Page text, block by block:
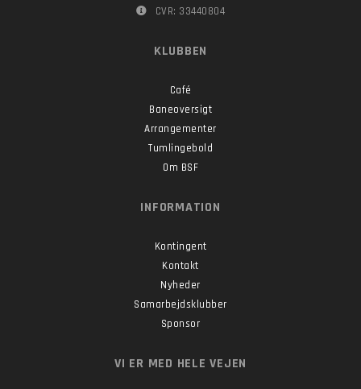
CVR: 33440804
KLUBBEN
Café
Baneoversigt
Arrangementer
Tumlingebold
Om BSF
INFORMATION
Kontingent
Kontakt
Nyheder
Samarbejdsklubber
Sponsor
VI ER MED HELE VEJEN